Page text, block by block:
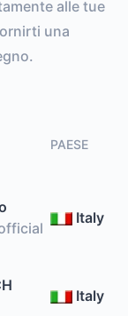
alle tue
una
PAESE
Italy
Italy